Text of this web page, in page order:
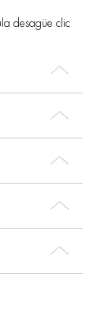
desagüe clic